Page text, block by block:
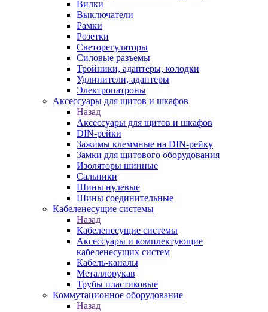
Вилки
Выключатели
Рамки
Розетки
Светорегуляторы
Силовые разъемы
Тройники, адаптеры, колодки
Удлинители, адаптеры
Электропатроны
Аксессуары для щитов и шкафов
Назад
Аксессуары для щитов и шкафов
DIN-рейки
Зажимы клеммные на DIN-рейку
Замки для щитового оборудования
Изоляторы шинные
Сальники
Шины нулевые
Шины соединительные
Кабеленесущие системы
Назад
Кабеленесущие системы
Аксессуары и комплектующие
кабеленесущих систем
Кабель-каналы
Металлорукав
Трубы пластиковые
Коммутационное оборудование
Назад